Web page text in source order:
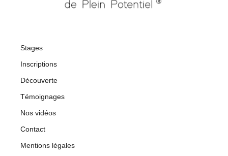
Stages
Inscriptions
Découverte
Témoignages
Nos vidéos
Contact
Mentions légales